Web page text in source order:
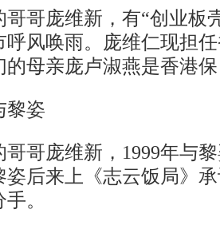
庞维新，有“创业板
呼风唤雨。庞维仁现担
的母亲庞卢淑燕是香港
姿
庞维新，1999年与黎
姿后来上《志云饭局》
。